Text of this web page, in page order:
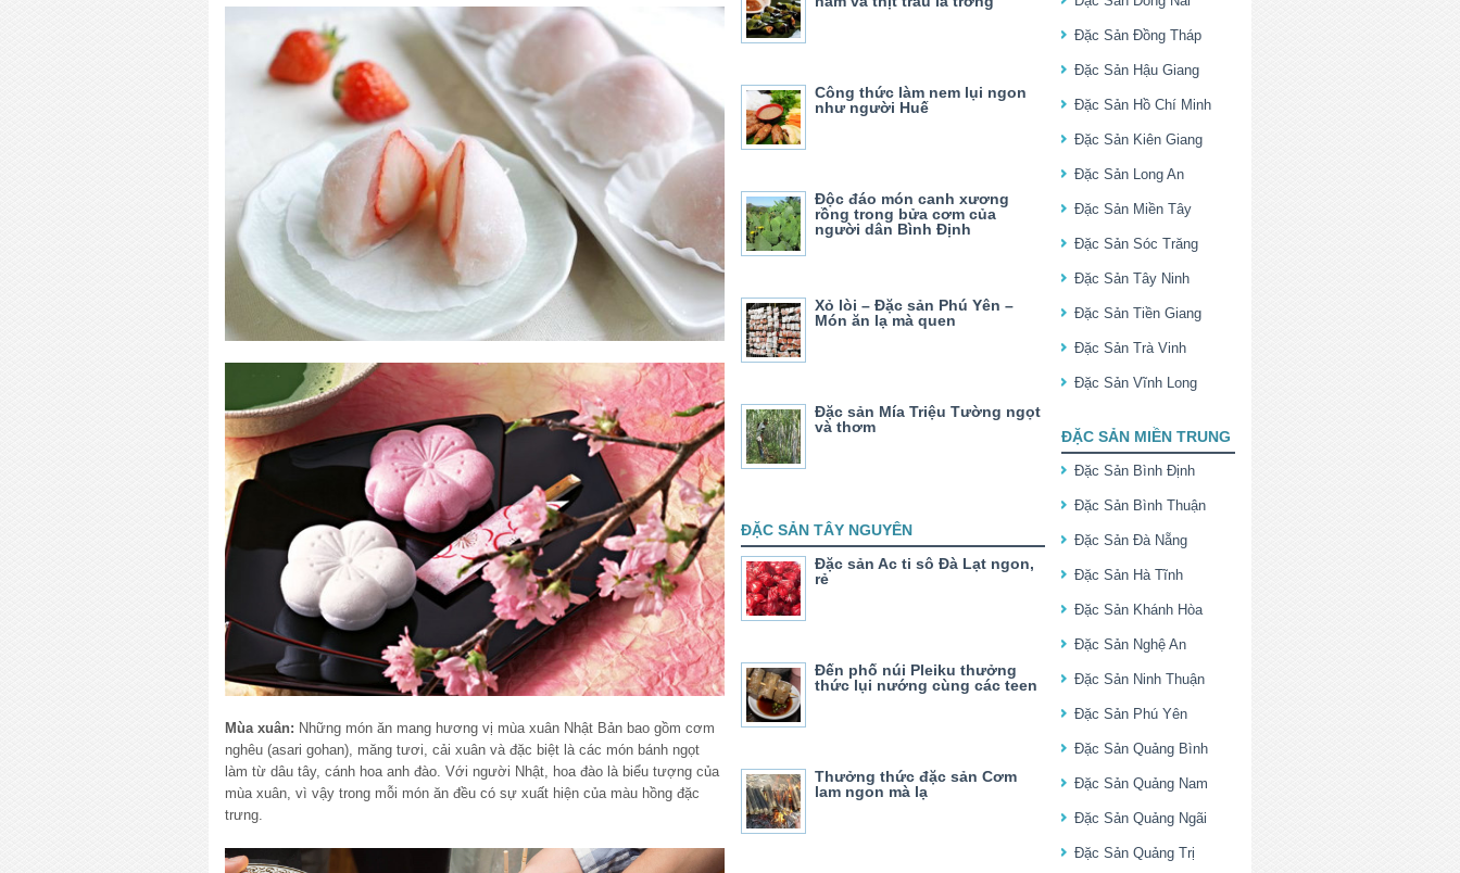
Mùa xuân: Những món ăn mang hương vị mùa xuân Nhật Bản bao gồm cơm
nghêu (asari gohan), măng tươi, cải xuân và đặc biệt là các món bánh ngọt
làm từ dâu tây, cánh hoa anh đào. Với người Nhật, hoa đào là biểu tượng của
mùa xuân, vì vậy trong mỗi món ăn đều có sự xuất hiện của màu hồng đặc
trưng.
Công thức làm nem lụi ngon
như người Huế
Độc đáo món canh xương
rồng trong bửa cơm của
người dân Bình Định
Xỏ lòi – Đặc sản Phú Yên –
Món ăn lạ mà quen
Đặc sản Mía Triệu Tường ngọt
và thơm
ĐẶC SẢN TÂY NGUYÊN
Đặc sản Ac ti sô Đà Lạt ngon,
rẻ
Đến phố núi Pleiku thưởng
thức lụi nướng cùng các teen
Thưởng thức đặc sản Cơm
lam ngon mà lạ
Đặc Sản Đồng Tháp
Đặc Sản Hậu Giang
Đặc Sản Hồ Chí Minh
Đặc Sản Kiên Giang
Đặc Sản Long An
Đặc Sản Miền Tây
Đặc Sản Sóc Trăng
Đặc Sản Tây Ninh
Đặc Sản Tiền Giang
Đặc Sản Trà Vinh
Đặc Sản Vĩnh Long
ĐẶC SẢN MIỀN TRUNG
Đặc Sản Bình Định
Đặc Sản Bình Thuận
Đặc Sản Đà Nẵng
Đặc Sản Hà Tĩnh
Đặc Sản Khánh Hòa
Đặc Sản Nghệ An
Đặc Sản Ninh Thuận
Đặc Sản Phú Yên
Đặc Sản Quảng Bình
Đặc Sản Quảng Nam
Đặc Sản Quảng Ngãi
Đặc Sản Quảng Trị